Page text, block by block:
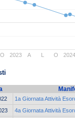
2023 2024
O A O
1a Giornata Attività
4a Giornata Attività